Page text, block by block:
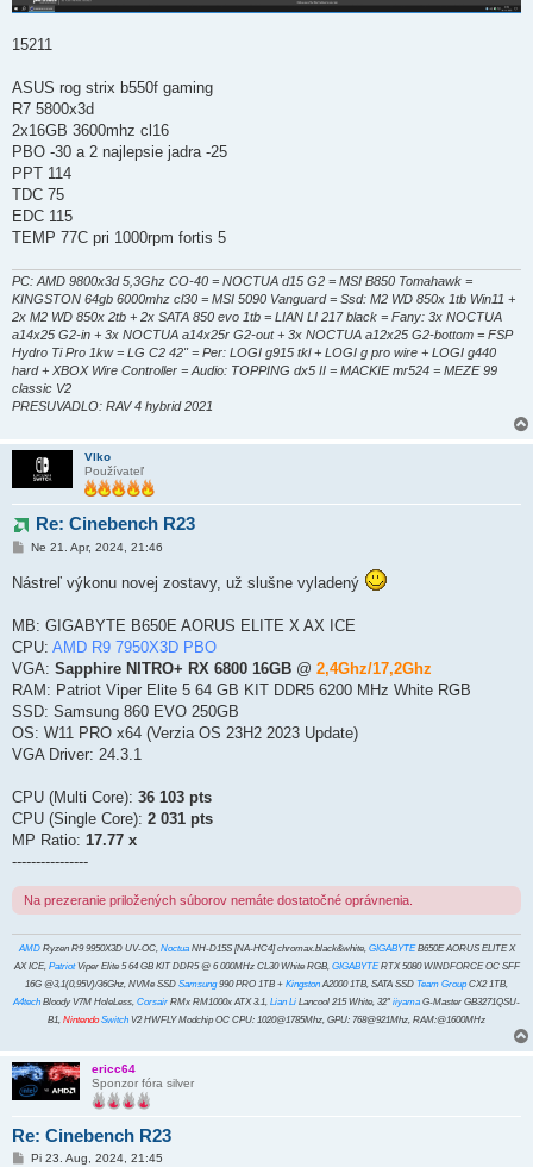
15211
ASUS rog strix b550f gaming
R7 5800x3d
2x16GB 3600mhz cl16
PBO -30 a 2 najlepsie jadra -25
PPT 114
TDC 75
EDC 115
TEMP 77C pri 1000rpm fortis 5
PC: AMD 9800x3d 5,3Ghz CO-40 = NOCTUA d15 G2 = MSI B850 Tomahawk =
KINGSTON 64gb 6000mhz cl30 = MSI 5090 Vanguard = Ssd: M2 WD 850x 1tb Win11 +
2x M2 WD 850x 2tb + 2x SATA 850 evo 1tb = LIAN LI 217 black = Fany: 3x NOCTUA
a14x25 G2-in + 3x NOCTUA a14x25r G2-out + 3x NOCTUA a12x25 G2-bottom = FSP
Hydro Ti Pro 1kw = LG C2 42" = Per: LOGI g915 tkl + LOGI g pro wire + LOGI g440
hard + XBOX Wire Controller = Audio: TOPPING dx5 II = MACKIE mr524 = MEZE 99
classic V2
PRESUVADLO: RAV 4 hybrid 2021
Vlko
Používateľ
Re: Cinebench R23
P
í
s
e
v
o
k
Ne 21. Apr, 2024, 21:46
Nástreľ výkonu novej zostavy, už slušne vyladený
MB: GIGABYTE B650E AORUS ELITE X AX ICE
CPU: AMD R9 7950X3D PBO
VGA: Sapphire NITRO+ RX 6800 16GB @ 2,4Ghz/17,2Ghz
RAM: Patriot Viper Elite 5 64 GB KIT DDR5 6200 MHz White RGB
SSD: Samsung 860 EVO 250GB
OS: W11 PRO x64 (Verzia OS 23H2 2023 Update)
VGA Driver: 24.3.1
CPU (Multi Core): 36 103 pts
CPU (Single Core): 2 031 pts
MP Ratio: 17.77 x
----------------
Na prezeranie priložených súborov nemáte dostatočné oprávnenia.
AMD Ryzen R9 9950X3D UV-OC, NoctuaNH-D15S [NA-HC4] chromax.black&white, GIGABYTEB650E AORUS ELITE X
AX ICE, PatriotViper Elite 5 64 GB KIT DDR5 @ 6 000MHz CL30 White RGB, GIGABYTERTX 5080 WINDFORCE OC SFF
16G @3,1(0,95V)/36Ghz, NVMe SSD Samsung990 PRO 1TB + Kingston A2000 1TB, SATA SSD Team GroupCX2 1TB,
A4tech Bloody V7M HoleLess, Corsair RMx RM1000x ATX 3.1, Lian Li Lancool 215 White, 32" iiyama G-Master GB3271QSU-
B1, Nintendo Switch V2 HWFLY Modchip OC CPU: 1020@1785Mhz, GPU: 768@921Mhz, RAM:@1600MHz
ericc64
Sponzor fóra silver
Re: Cinebench R23
PPi 23. Aug, 2024, 21:45